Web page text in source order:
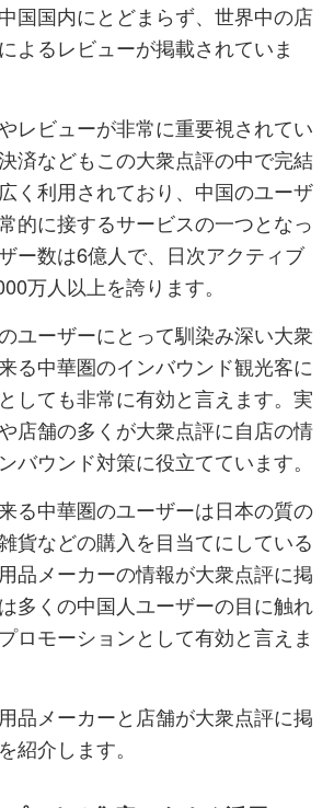
国国内にとどまらず、世界中の店
よるレビューが掲載されていま
レビューが非常に重要視されてい
済などもこの大衆点評の中で完結
く利用されており、中国のユーザ
的に接するサービスの一つとなっ
ー数は6億人で、日次アクティブ
万人以上を誇ります。
ユーザーにとって馴染み深い大衆
る中華圏のインバウンド観光客に
しても非常に有効と言えます。実
店舗の多くが大衆点評に自店の情
バウンド対策に役立てています。
る中華圏のユーザーは日本の質の
貨などの購入を目当てにしている
品メーカーの情報が大衆点評に掲
多くの中国人ユーザーの目に触れ
ロモーションとして有効と言えま
品メーカーと店舗が大衆点評に掲
紹介します。